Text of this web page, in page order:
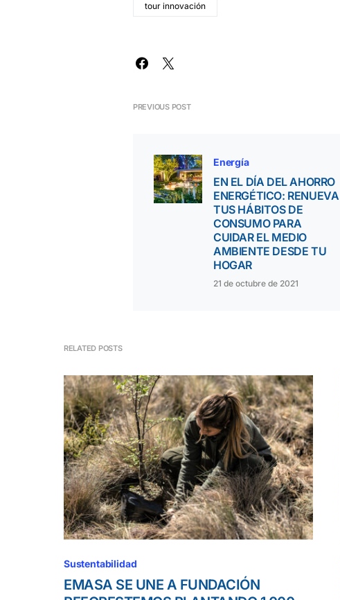
tour innovación
PREVIOUS POST
Energía
EN EL DÍA DEL AHORRO
ENERGÉTICO: RENUEVA
TUS HÁBITOS DE
CONSUMO PARA
CUIDAR EL MEDIO
AMBIENTE DESDE TU
HOGAR
21 de octubre de 2021
RELATED POSTS
Sustentabilidad
EMASA SE UNE A FUNDACIÓN